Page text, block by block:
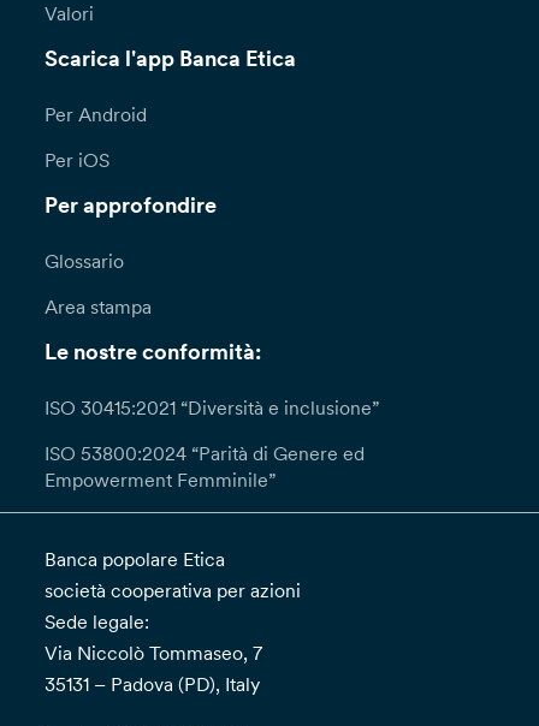
Valori
Scarica l'app Banca Etica
Per Android
Per iOS
Per approfondire
Glossario
Area stampa
Le nostre conformità:
ISO 30415:2021 “Diversità e inclusione”
ISO 53800:2024 “Parità di Genere ed
Empowerment Femminile”
Banca popolare Etica
società cooperativa per azioni
Sede legale:
Via Niccolò Tommaseo, 7
35131 – Padova (PD), Italy